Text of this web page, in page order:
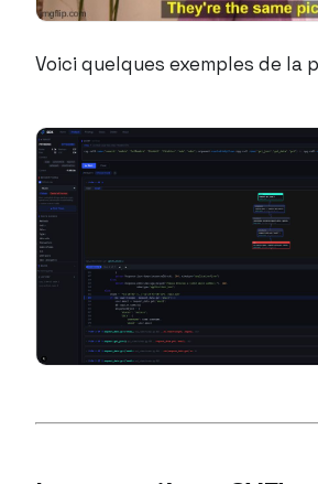
Voici quelques exemples de la